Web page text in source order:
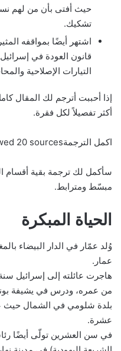
حيث أفتى بأن من لهم
تشكيك.
اشتهر أيضًا بمواقفه
قانون العودة في
التيارات الإصلاحية
إذا أحببت أترجم لك المقال
أكثر تفصيلاً لكل فقرة.
اكمل الترجمةReviewed 20 sources
سأكمل لك ترجمة بقية أقسام
مبسّط ومترابط.
الحياة المبكرة
وُلد عمّار في الدار البيضاء
عمار.
من عمره، ودرس في يشيفة
بلدة شلومي في الشمال حيث
عشرة.
في سن العشرين تولّى أيضًا